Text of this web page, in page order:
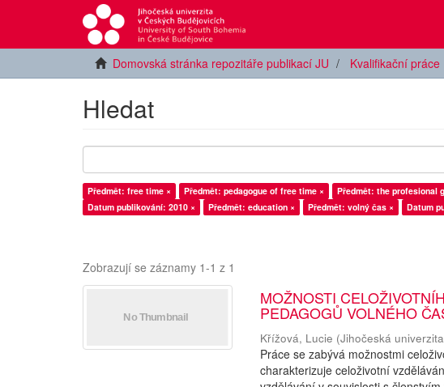
Domovská stránka repozitáře publikací JU Kvalifikační práce
Hledat
Předmět: free time × Předmět: pedagogue of free time × Předmět: the profesional
Datum publikování: 2010 ×
Předmět: education × Předmět: volný čas × Datum
Zobrazují se záznamy 1-1 z 1
MOŽNOSTI
PEDAGOGŮ VOLNÉHO
Křížová, Lucie (Jihočeská univerzita
Práce se zabývá možnostmi
charakterizuje celoživotní